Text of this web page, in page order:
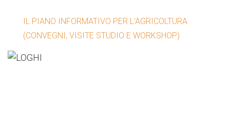
IL PIANO INFORMATIVO PER L'AGRICOLTURA
(CONVEGNI, VISITE STUDIO E WORKSHOP)